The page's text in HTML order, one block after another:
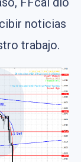
noticias
trabajo.